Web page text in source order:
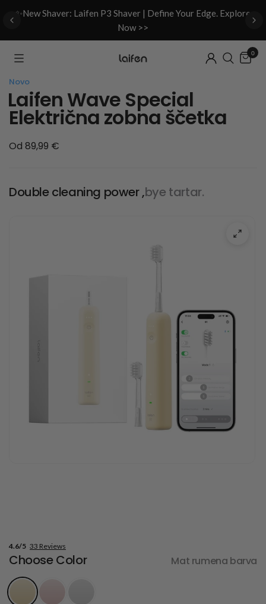
✨New Shaver: Laifen P3 Shaver | Define Your Edge. Explore
Now >>
0
Novo
Laifen Wave Special
Električna zobna ščetka
Od 89,99 €
Double cleaning power ,bye tartar.
33 Reviews
4.6/5
Choose Color Mat rumena barva